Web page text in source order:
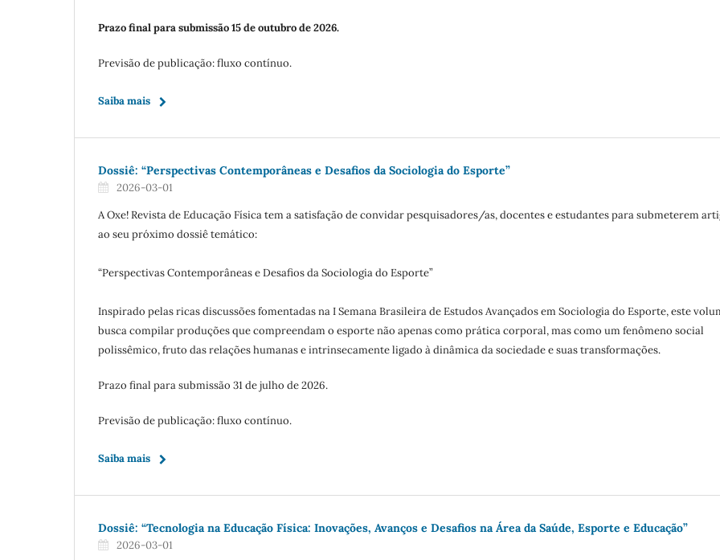
Prazo final para submissão 15 de outubro de 2026.
Previsão de publicação: fluxo contínuo.
Saiba mais
Dossiê: “Perspectivas Contemporâneas e Desafios da Sociologia do Esporte”
2026-03-01
A Oxe! Revista de Educação Física tem a satisfação de convidar pesquisadores/as, docentes e estudantes para submeterem
ao seu próximo dossiê temático:
“Perspectivas Contemporâneas e Desafios da Sociologia do Esporte”
Inspirado pelas ricas discussões fomentadas na I Semana Brasileira de Estudos Avançados em Sociologia do Esporte, este
busca compilar produções que compreendam o esporte não apenas como prática corporal, mas como um fenômeno social
polissêmico, fruto das relações humanas e intrinsecamente ligado à dinâmica da sociedade e suas transformações.
Prazo final para submissão 31 de julho de 2026.
Previsão de publicação: fluxo contínuo.
Saiba mais
Dossiê: “Tecnologia na Educação Física: Inovações, Avanços e Desafios na Área da Saúde, Esporte e Educação”
2026-03-01